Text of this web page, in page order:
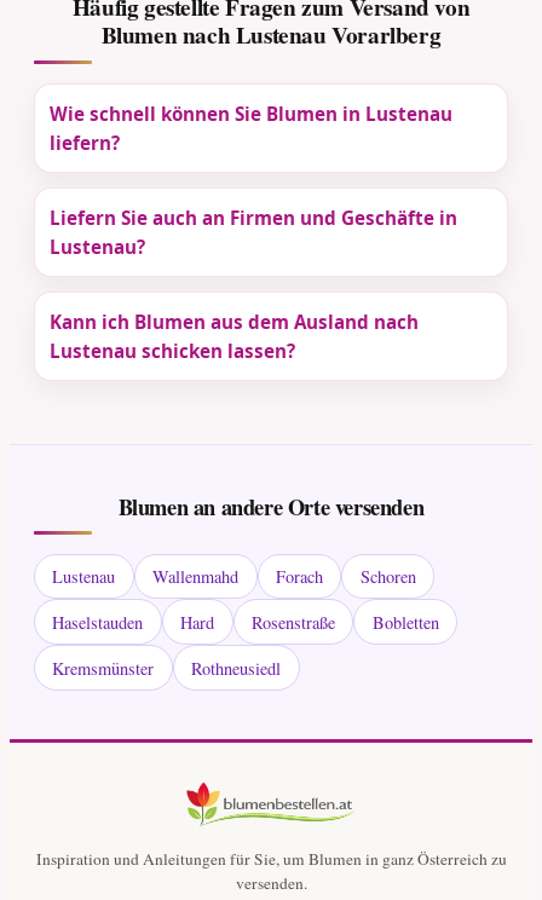
Blumen nach Lustenau Vorarlberg
Wie schnell können Sie Blumen in Lustenau
liefern?
Liefern Sie auch an Firmen und Geschäfte in
Lustenau?
Kann ich Blumen aus dem Ausland nach
Lustenau schicken lassen?
Blumen an andere Orte versenden
Lustenau Wallenmahd Forach
Schoren
Haselstauden
Hard Rosenstraße
Bobletten
Kremsmünster
Rothneusiedl
Inspiration und Anleitungen für Sie, um Blumen in ganz Österreich zu
versenden.